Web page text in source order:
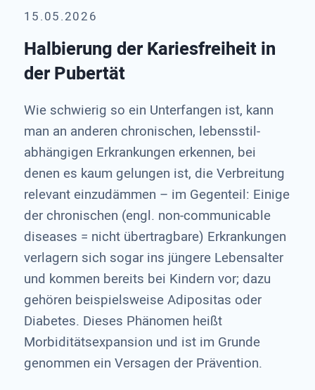
15.05.2026
Halbierung der Kariesfreiheit in
der Pubertät
Wie schwierig so ein Unterfangen ist, kann
man an anderen chronischen, lebensstil-
abhängigen Erkrankungen erkennen, bei
denen es kaum gelungen ist, die Verbreitung
relevant einzudämmen – im Gegenteil: Einige
der chronischen (engl. non-communicable
diseases = nicht übertragbare) Erkrankungen
verlagern sich sogar ins jüngere Lebensalter
und kommen bereits bei Kindern vor; dazu
gehören beispielsweise Adipositas oder
Diabetes. Dieses Phänomen heißt
Morbiditätsexpansion und ist im Grunde
genommen ein Versagen der Prävention.